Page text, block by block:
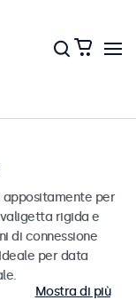
appositamente per
rigida e
di connessione
per data
Mostra di più